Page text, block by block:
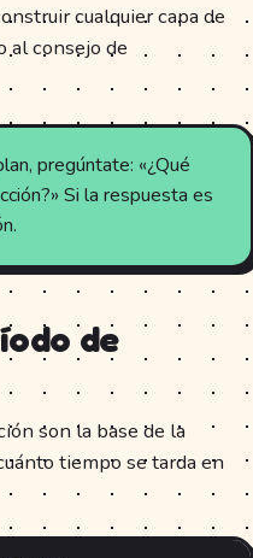
cualquier capa de
al consejo de
pregúntate: «¿Qué
Si la respuesta es
de
son la base de la
tiempo se tarda en